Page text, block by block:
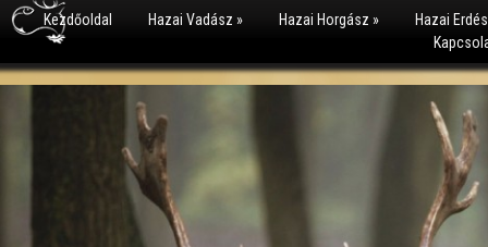
Kezdőoldal Hazai Vadász » Hazai Horgász »
Hazai